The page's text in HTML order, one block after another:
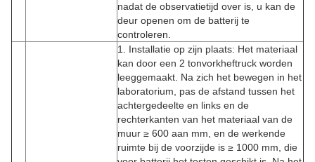
nadat de observatietijd over is, u kan de
deur openen om de batterij te
controleren.
1. Installatie op zijn plaats: Het materiaal
kan door een 2 tonvorkheftruck worden
leeggemaakt. Na zich het bewegen in het
laboratorium, pas de afstand tussen het
achtergedeelte en links en de
rechterkanten van het materiaal van de
muur ≥ 600 aan mm, en de werkende
ruimte bij de voorzijde is ≥ 1000 mm, die